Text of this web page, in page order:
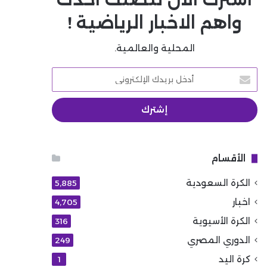
واهم الاخبار الرياضية !
المحلية والعالمية.
أدخل
بريدك
الإلكتروني
الأقسام
الكرة السعودية 5٬885
اخبار 4٬705
الكرة الأسيوية 316
الدوري المصري 249
كرة اليد 1